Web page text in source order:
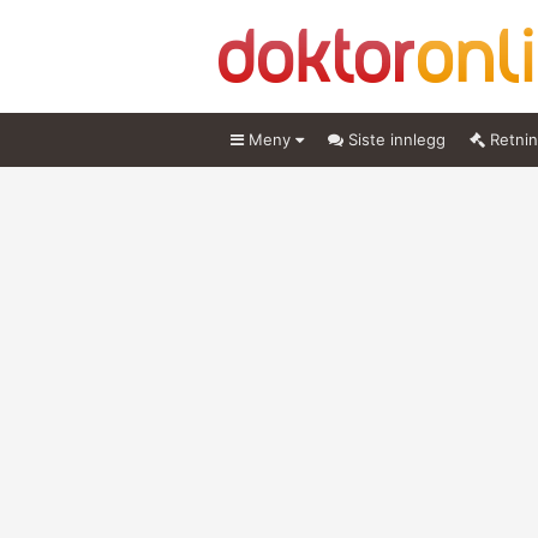
Meny Siste innlegg